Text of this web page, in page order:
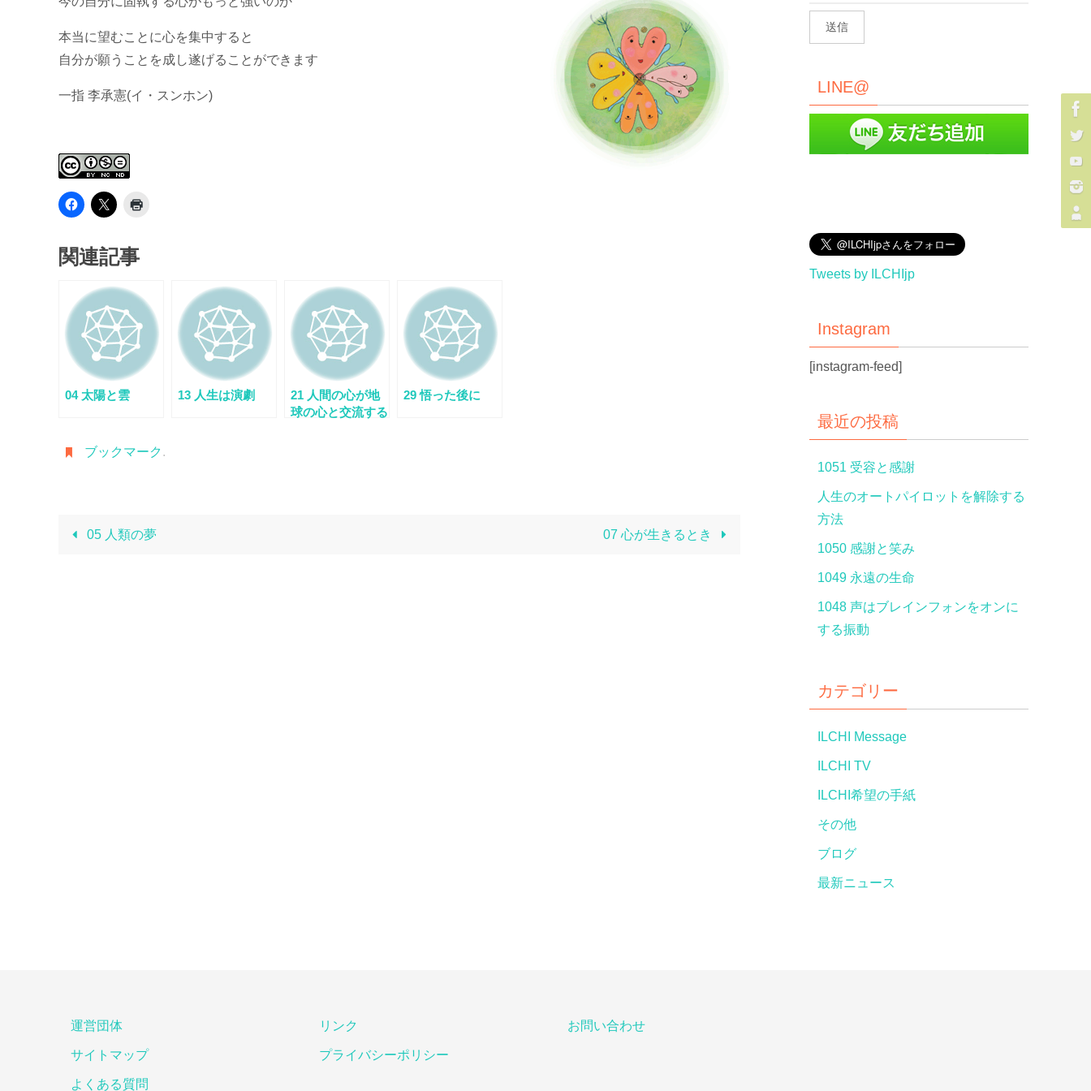
本当に望むことに心を集中すると
自分が願うことを成し遂げることができます
一指 李承憲(イ・スンホン)
関連記事
04 太陽と雲 13 人生は演劇
21 人間の心が地
球の心と交流する
29 悟った後に
ブックマーク .
05 人類の夢 07 心が生きるとき
LINE@
Tweets by ILCHIjp
Instagram
[instagram-feed]
最近の投稿
1051 受容と感謝
人生のオートパイロットを解除する
方法
1050 感謝と笑み
1049 永遠の生命
1048 声はブレインフォンをオンに
する振動
カテゴリー
ILCHI Message
ILCHI TV
ILCHI希望の手紙
その他
ブログ
最新ニュース
運営団体
サイトマップ
よくある質問
リンク
プライバシーポリシー
お問い合わせ